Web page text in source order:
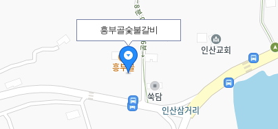
흥부골숯불갈비